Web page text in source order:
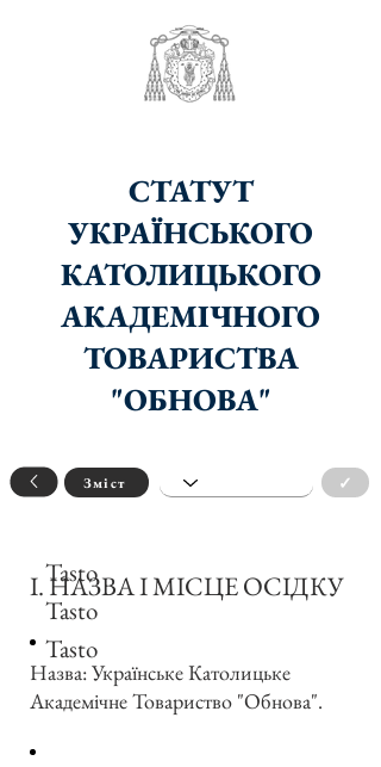
СТАТУТ
УКРАЇНСЬКОГО
КАТОЛИЦЬКОГО
АКАДЕМІЧНОГО
ТОВАРИСТВА
"ОБНОВА"
Зміст ✓
I. НАЗВА І МІСЦЕ ОСІДКУ
Назва: Українське Католицьке
Академічне Товариство "Обнова".
Tasto
Tasto
Tasto